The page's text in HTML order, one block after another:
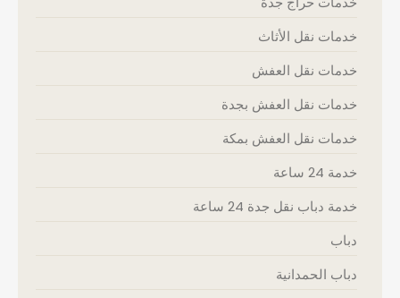
خدمات نقل الأثاث
خدمات نقل العفش
خدمات نقل العفش بجدة
خدمات نقل العفش بمكة
خدمة 24 ساعة
خدمة دباب نقل جدة 24 ساعة
دباب
دباب الحمدانية